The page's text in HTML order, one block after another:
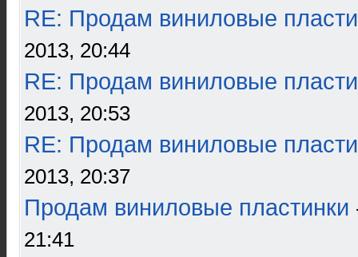
RE: Продам виниловые
2013, 20:44
RE: Продам виниловые
2013, 20:53
RE: Продам виниловые
2013, 20:37
Продам виниловые пластинки
21:41